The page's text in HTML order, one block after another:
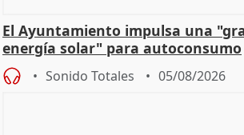
El Ayuntamiento impulsa una
energía solar" para autoconsumo
Sonido Totales 05/08/2026